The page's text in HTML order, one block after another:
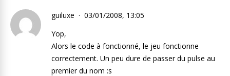
guiluxe
03/01/2008, 13:05
Yop,
Alors le code à fonctionné, le jeu fonctionne
correctement. Un peu dure de passer du pulse au
premier du nom :s